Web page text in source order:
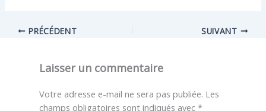
PRÉCÉDENT SUIVANT
Laisser un commentaire
Votre adresse e-mail ne sera pas publiée. Les
champs obligatoires sont indiqués avec *